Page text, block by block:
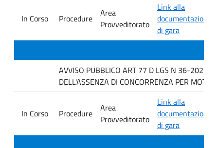
In Corso Procedure
Area
Provveditorato
Link alla
documentazione
di gara
AVVISO PUBBLICO ART 77 D LGS N 36-2023
DELL'ASSENZA DI CONCORRENZA PER
In Corso Procedure
Area
Provveditorato
Link alla
documentazione
di gara